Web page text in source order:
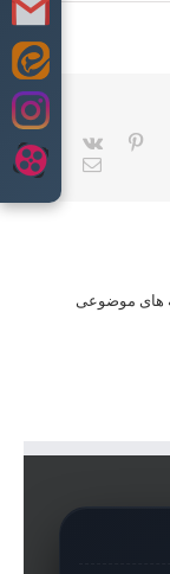
Tumblr
Pinterest
Vk
Email
های موضوعی